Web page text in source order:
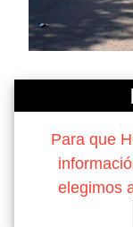
Para que
elegimos